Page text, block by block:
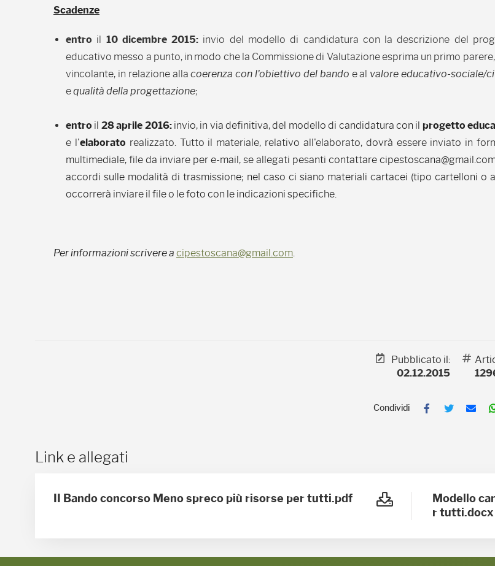
Scadenze
entro il 10 dicembre 2015: invio del modello di candidatura con la descrizione del
educativo messo a punto, in modo che la Commissione di Valutazione esprima un primo
vincolante, in relazione allacoerenza con l'obiettivo del bando e al valore educativo-sociale/
equalità della progettazione;
entro il 28 aprile 2016:invio, in via definitiva, del modello di candidatura con il progetto
e l'elaborato realizzato. Tutto il materiale, relativo all'elaborato, dovrà essere inviato in
multimediale, file da inviare per e-mail, se allegati pesanti contattare
accordi sulle modalità di trasmissione; nel caso ci siano materiali cartacei (tipo cartelloni o
occorrerà inviare il file o le foto con le indicazioni specifiche.
Per informazioni scrivere a cipestoscana@gmail.com
Pubblicato il:
02.12.2015
FacebookTwitter
Link e allegati
II Bando concorso Meno spreco più risorse per tutti.pdf
Modello
r tutti.docx